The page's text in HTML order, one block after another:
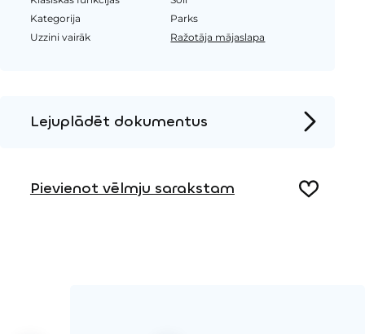
Kategorija
Parks
Uzzini vairāk
Ražotāja mājaslapa
Lejuplādēt dokumentus
Pievienot vēlmju sarakstam